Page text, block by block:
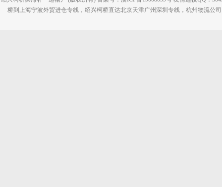
桥到上海宁波外贸进仓专线，绍兴柯桥直达北京天津广州深圳专线，杭州物流公